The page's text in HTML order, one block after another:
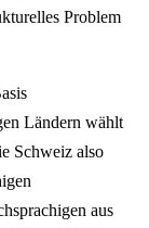
Problem
Ländern wählt
Schweiz also
aus